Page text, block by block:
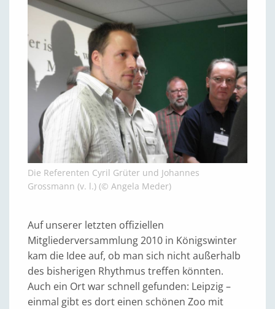
Die Referenten Cyril Grüter und Johannes
Grossmann (v. l.) (© Angela Meder)
Auf unserer letzten offiziellen
Mitgliederversammlung 2010 in Königswinter
kam die Idee auf, ob man sich nicht außerhalb
des bisherigen Rhythmus treffen könnten.
Auch ein Ort war schnell gefunden: Leipzig –
einmal gibt es dort einen schönen Zoo mit